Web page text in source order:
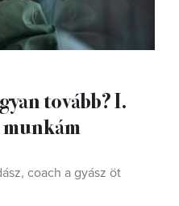
tovább? I.
munkám
coach a gyász öt